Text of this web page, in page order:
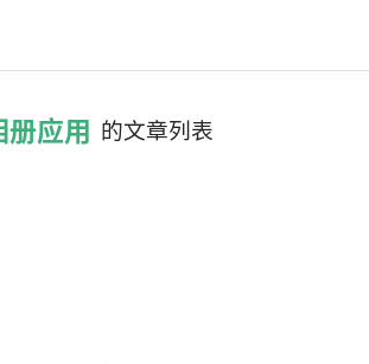
册应用 的文章列表